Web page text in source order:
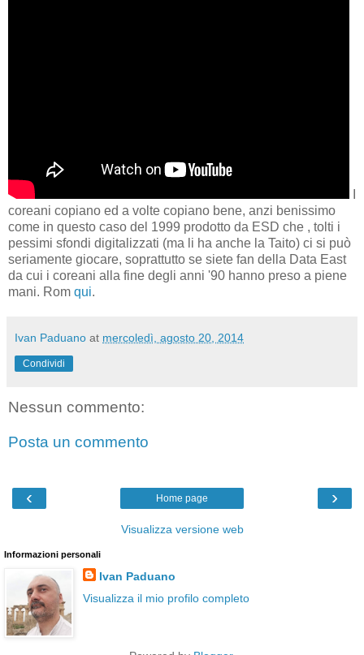
coreani copiano ed a volte copiano bene, anzi benissimo
come in questo caso del 1999 prodotto da ESD che , tolti i
pessimi sfondi digitalizzati (ma li ha anche la Taito) ci si può
seriamente giocare, soprattutto se siete fan della Data East
da cui i coreani alla fine degli anni '90 hanno preso a piene
mani. Rom qui.
Ivan Paduano at mercoledì, agosto 20, 2014
Condividi
Nessun commento:
Posta un commento
‹ ›
Home page
Visualizza versione web
Informazioni personali
Ivan Paduano
Visualizza il mio profilo completo